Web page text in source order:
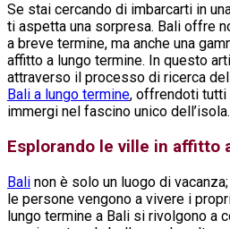
Se stai cercando di imbarcarti in
ti aspetta una sorpresa. Bali offre
a breve termine, ma anche una
affitto a lungo termine. In questo
attraverso il processo di ricerca
Bali a lungo termine, offrendoti tutti
immergi nel fascino unico dell’isola.
Esplorando le ville in affitto
Bali non è solo un luogo di
le persone vengono a vivere i
lungo termine a Bali si rivolgono a